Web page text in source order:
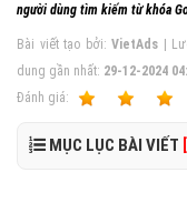
người dùng tìm kiếm từ khóa
Bài viết tạo bởi:VietAds |
dung gần nhất: 29-12-2024
Ðánh giá:
MỤC LỤC BÀI VIẾT